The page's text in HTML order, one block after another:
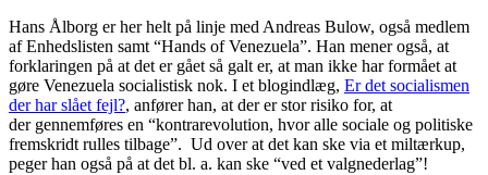
Hans Ålborg er her helt på linje med Andreas Bulow, også medlem
af Enhedslisten samt “Hands of Venezuela”. Han mener også, at
forklaringen på at det er gået så galt er, at man ikke har formået at
gøre Venezuela socialistisk nok. I et blogindlæg, Er det socialismen
der har slået fejl?, anfører han, at der er stor risiko for, at
der gennemføres en “kontrarevolution, hvor alle sociale og politiske
fremskridt rulles tilbage”. Ud over at det kan ske via et miltærkup,
peger han også på at det bl. a. kan ske “ved et valgnederlag”!